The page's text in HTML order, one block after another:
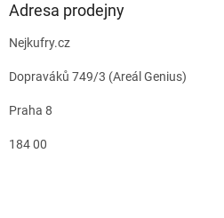
Adresa prodejny
Nejkufry.cz
Dopraváků 749/3 (Areál Genius)
Praha 8
184 00